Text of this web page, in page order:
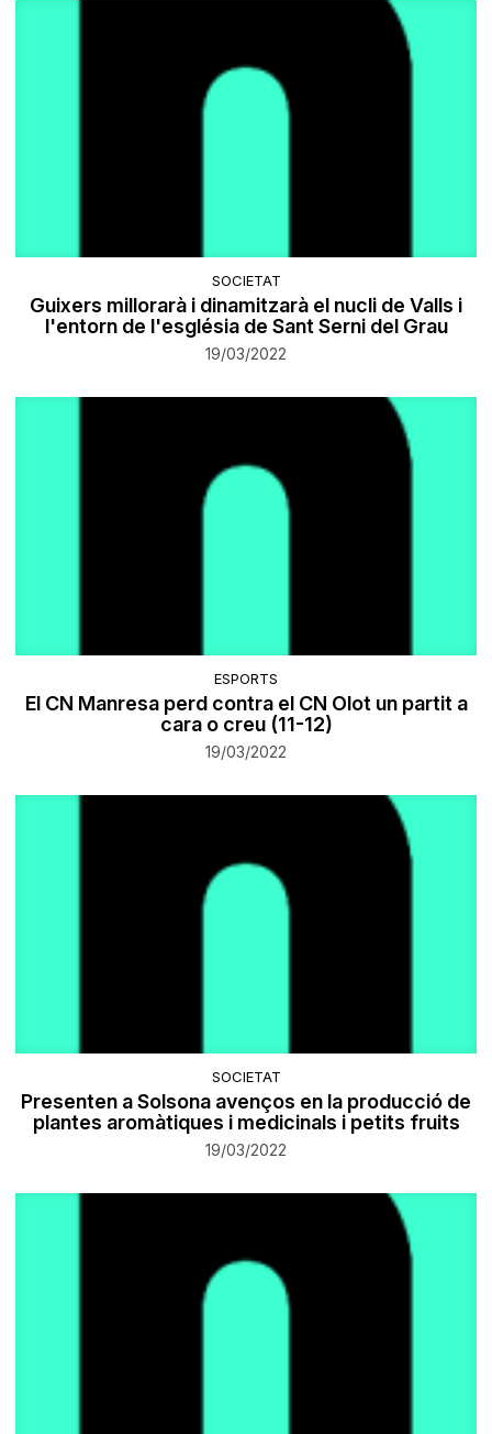
SOCIETAT
Guixers millorarà i dinamitzarà el nucli de Valls i
l'entorn de l'església de Sant Serni del Grau
19/03/2022
ESPORTS
El CN Manresa perd contra el CN Olot un partit a
cara o creu (11-12)
19/03/2022
SOCIETAT
Presenten a Solsona avenços en la producció de
plantes aromàtiques i medicinals i petits fruits
19/03/2022